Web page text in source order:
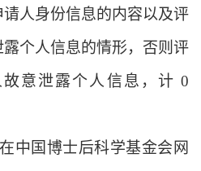
人身份信息的内容以及评
个人信息的情形，否则评
意泄露个人信息，计 0
中国博士后科学基金会网